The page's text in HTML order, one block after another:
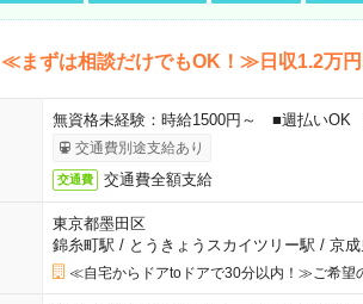
≪まずは相談だけでもOK！≫日収1.2万円
無資格未経験：時給1500円～ ■週払い
交通費別途支給あり
交通費 交通費全額支給
東京都墨田区
錦糸町駅 / とうきょうスカイツリー駅 / 京
≪自宅からドアtoドアで30分以内！≫ご希望